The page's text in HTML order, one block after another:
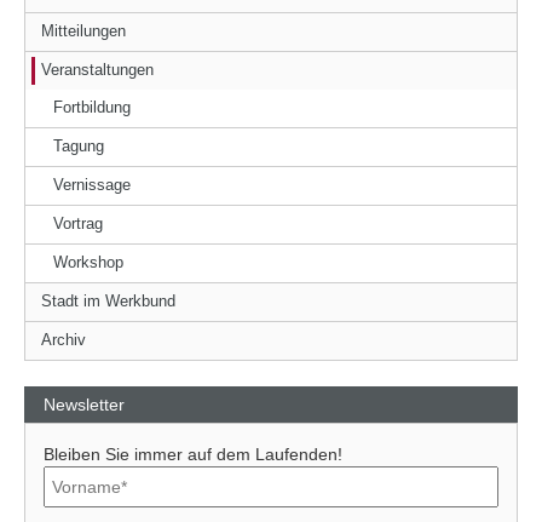
Mitteilungen
Veranstaltungen
Fortbildung
Tagung
Vernissage
Vortrag
Workshop
Stadt im Werkbund
Archiv
Newsletter
Bleiben Sie immer auf dem Laufenden!